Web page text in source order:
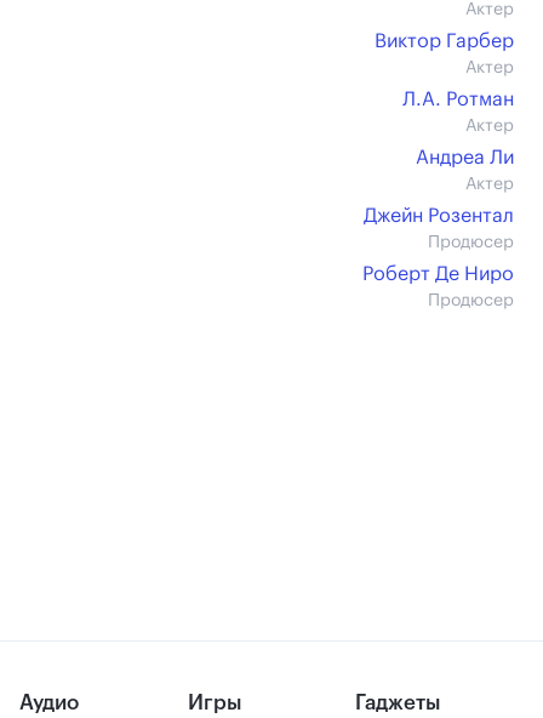
Актер
Виктор Гарбер
Актер
Л.А. Ротман
Актер
Андреа Ли
Актер
Джейн Розентал
Продюсер
Роберт Де Ниро
Продюсер
Аудио Игры Гаджеты